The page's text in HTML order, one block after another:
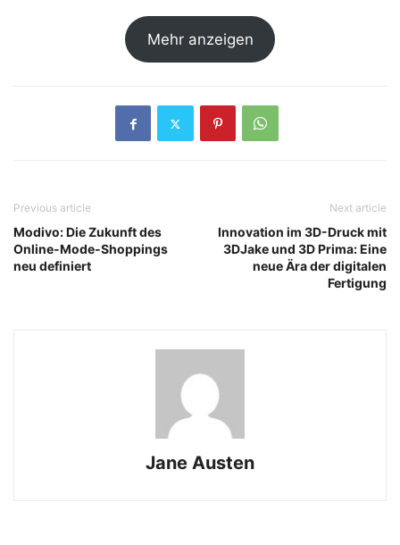
Mehr anzeigen
Previous article
Modivo: Die Zukunft des
Online-Mode-Shoppings
neu definiert
Next article
Innovation im 3D-Druck mit
3DJake und 3D Prima: Eine
neue Ära der digitalen
Fertigung
Jane Austen